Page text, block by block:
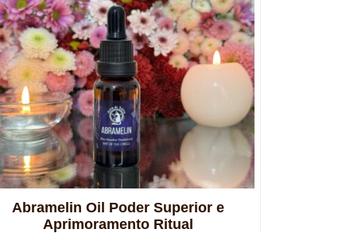
Abramelin Oil Poder Superior e
Aprimoramento Ritual